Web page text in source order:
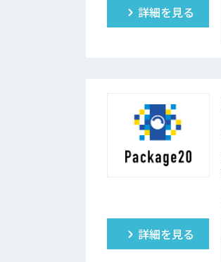
詳細を見る
詳細を見る